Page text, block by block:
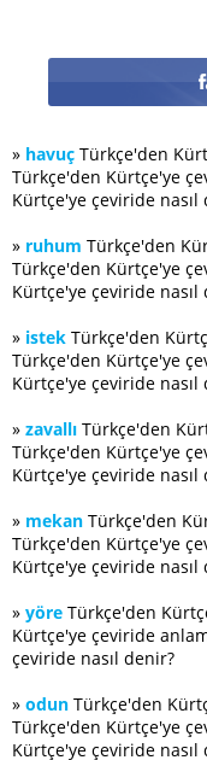
» havuç Türkçe'den
Türkçe'den Kürtçe'ye
Kürtçe'ye çeviride nasıl
» ruhum Türkçe'den
Türkçe'den Kürtçe'ye
Kürtçe'ye çeviride nasıl
» istek Türkçe'den
Türkçe'den Kürtçe'ye
Kürtçe'ye çeviride nasıl
» zavallı Türkçe'den
Türkçe'den Kürtçe'ye
Kürtçe'ye çeviride nasıl
» mekan Türkçe'den
Türkçe'den Kürtçe'ye
Kürtçe'ye çeviride nasıl
» yöre Türkçe'den
Kürtçe'ye çeviride
çeviride nasıl denir?
» odun Türkçe'den
Türkçe'den Kürtçe'ye
Kürtçe'ye çeviride nasıl